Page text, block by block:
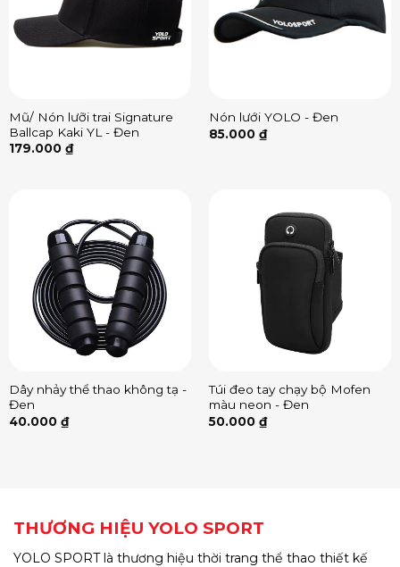
Mũ/ Nón lưỡi trai Signature
Ballcap Kaki YL - Đen
179.000 ₫
Nón lưới YOLO - Đen
85.000 ₫
Dây nhảy thể thao không tạ -
Đen
40.000 ₫
Túi đeo tay chạy bộ Mofen
màu neon - Đen
50.000 ₫
THƯƠNG HIỆU YOLO SPORT
YOLO SPORT là thương hiệu thời trang thể thao thiết kế